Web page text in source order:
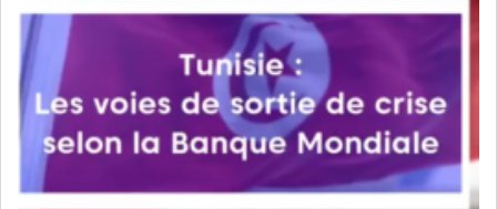
ENNAKL LÈVE 60 MD SUR LE
MARCHÉ OBLIGATA...
RSS
FINANCE